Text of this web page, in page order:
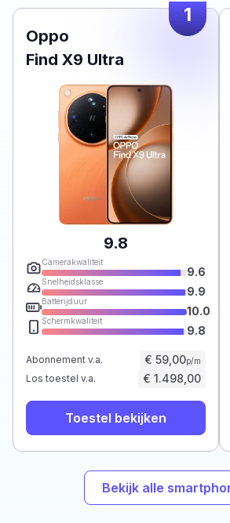
1
Oppo
Find X9 Ultra
9.8
Camerakwaliteit
9.6
Snelheidsklasse
9.9
Batterijduur
10.0
Schermkwaliteit
9.8
Abonnement v.a. € 59,00p/m
Los toestel v.a. € 1.498,00
Toestel bekijken
Bekijk alle